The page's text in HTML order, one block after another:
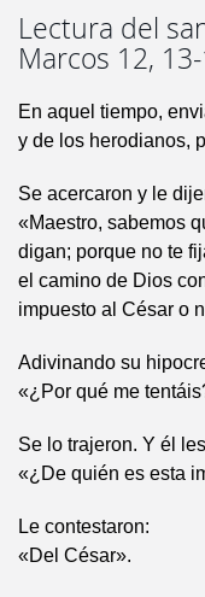
Lectura del
Marcos 12,
En aquel tiempo,
y de los herodianos,
Se acercaron y le
«Maestro, sabemos
digan; porque no te
el camino de Dios
impuesto al César o
Adivinando su
«¿Por qué me
Se lo trajeron. Y él
«¿De quién es esta
Le contestaron:
«Del César».